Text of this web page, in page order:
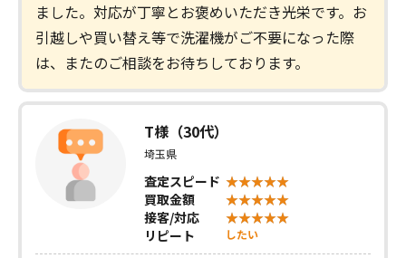
ました。対応が丁寧とお褒めいただき光栄です。お
引越しや買い替え等で洗濯機がご不要になった際
は、またのご相談をお待ちしております。
T様（30代）
埼玉県
査定スピード
買取金額
接客/対応
リピート
したい